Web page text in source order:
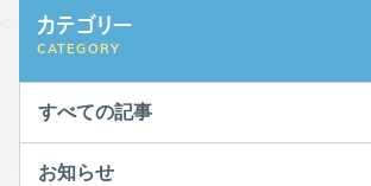
カテゴリー
CATEGORY
すべての記事
お知らせ